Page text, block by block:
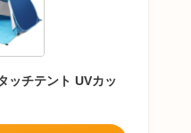
ッチテント UVカッ